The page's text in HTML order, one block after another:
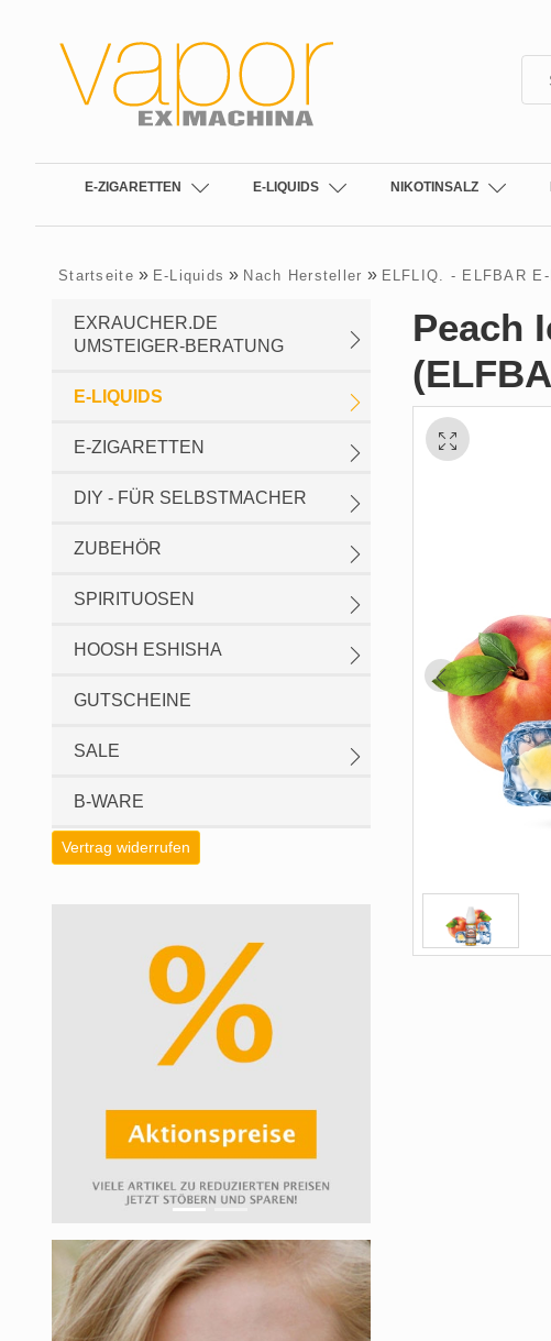
E-ZIGARETTEN E-LIQUIDS NIKOTINSALZ
Startseite » E-Liquids » Nach Hersteller » ELFLIQ. - ELFBAR
EXRAUCHER.DE
UMSTEIGER-BERATUNG
E-LIQUIDS
E-ZIGARETTEN
DIY - FÜR SELBSTMACHER
ZUBEHÖR
SPIRITUOSEN
HOOSH ESHISHA
GUTSCHEINE
SALE
B-WARE
Vertrag widerrufen
Peach